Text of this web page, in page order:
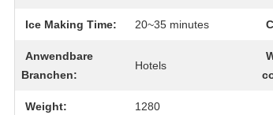
Ice Making Time: 20~35 minutes
Anwendbare
Branchen:
Hotels
Weight: 1280